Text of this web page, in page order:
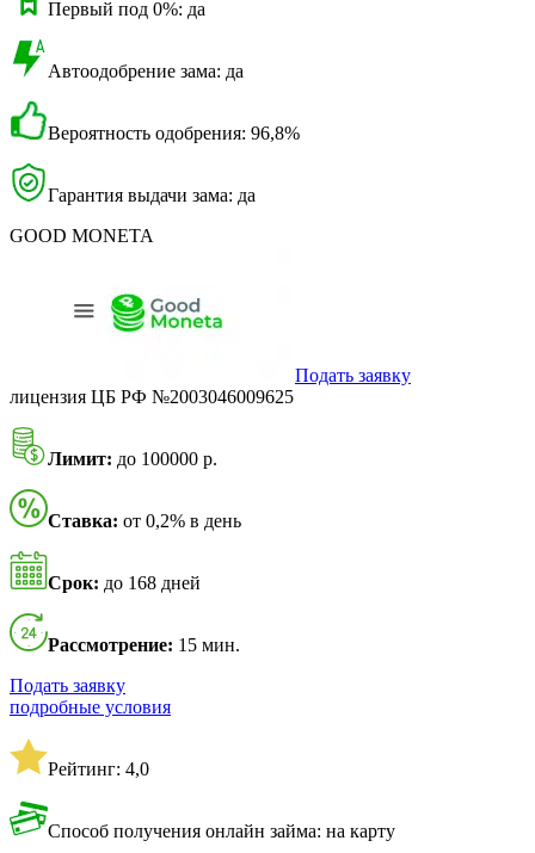
Первый под 0%: да
Автоодобрение зама: да
Вероятность одобрения: 96,8%
Гарантия выдачи зама: да
GOOD MONETA
Подать заявку
лицензия ЦБ РФ №2003046009625
Лимит: до 100000 р.
Ставка: от 0,2% в день
Срок: до 168 дней
Рассмотрение: 15 мин.
Подать заявку
подробные условия
Рейтинг: 4,0
Способ получения онлайн займа: на карту